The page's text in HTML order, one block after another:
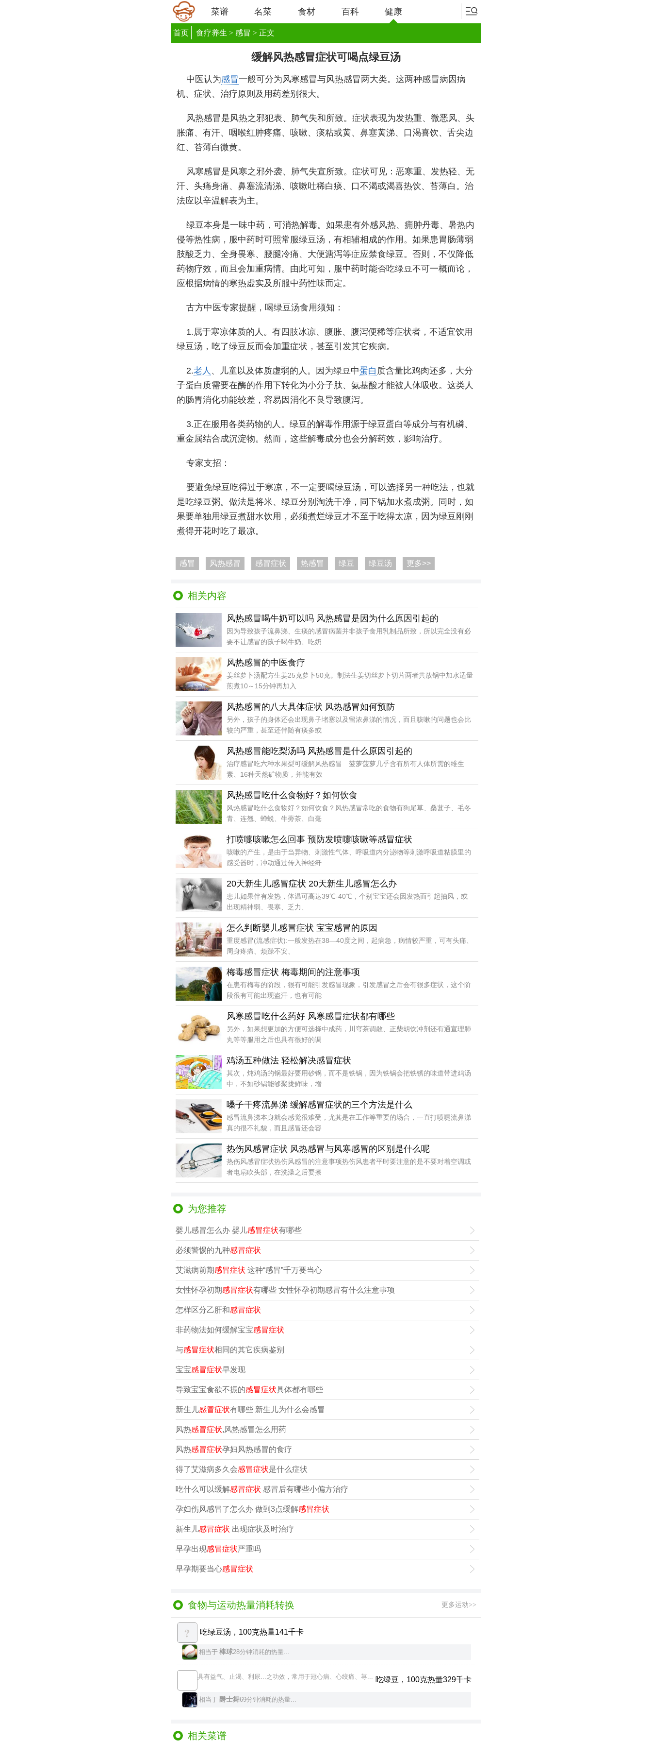
菜谱 名菜 食材 百科 健康
首页 食疗养生 > 感冒 > 正文
缓解风热感冒症状可喝点绿豆汤
中医认为感冒一般可分为风寒感冒与风热感冒两大类。这两种感冒病因病
机、症状、治疗原则及用药差别很大。
风热感冒是风热之邪犯表、肺气失和所致。症状表现为发热重、微恶风、头
胀痛、有汗、咽喉红肿疼痛、咳嗽、痰粘或黄、鼻塞黄涕、口渴喜饮、舌尖边
红、苔薄白微黄。
风寒感冒是风寒之邪外袭、肺气失宣所致。症状可见：恶寒重、发热轻、无
汗、头痛身痛、鼻塞流清涕、咳嗽吐稀白痰、口不渴或渴喜热饮、苔薄白。治
法应以辛温解表为主。
绿豆本身是一味中药，可消热解毒。如果患有外感风热、痈肿丹毒、暑热内
侵等热性病，服中药时可照常服绿豆汤，有相辅相成的作用。如果患胃肠薄弱
肢酸乏力、全身畏寒、腰腿冷痛、大便溏泻等症应禁食绿豆。否则，不仅降低
药物疗效，而且会加重病情。由此可知，服中药时能否吃绿豆不可一概而论，
应根据病情的寒热虚实及所服中药性味而定。
古方中医专家提醒，喝绿豆汤食用须知：
1.属于寒凉体质的人。有四肢冰凉、腹胀、腹泻便稀等症状者，不适宜饮用
绿豆汤，吃了绿豆反而会加重症状，甚至引发其它疾病。
2.老人 、儿童以及体质虚弱的人。因为绿豆中蛋白 质含量比鸡肉还多，大分
子蛋白质需要在酶的作用下转化为小分子肽、氨基酸才能被人体吸收。这类人
的肠胃消化功能较差，容易因消化不良导致腹泻。
3.正在服用各类药物的人。绿豆的解毒作用源于绿豆蛋白等成分与有机磷、
重金属结合成沉淀物。然而，这些解毒成分也会分解药效，影响治疗。
专家支招：
要避免绿豆吃得过于寒凉，不一定要喝绿豆汤，可以选择另一种吃法，也就
是吃绿豆粥。做法是将米、绿豆分别淘洗干净，同下锅加水煮成粥。同时，如
果要单独用绿豆煮甜水饮用，必须煮烂绿豆才不至于吃得太凉，因为绿豆刚刚
煮得开花时吃了最凉。
感冒 风热感冒 感冒症状 热感冒 绿豆 绿豆汤 更多>>
相关内容
风热感冒喝牛奶可以吗 风热感冒是因为什么原因引起的
因为导致孩子流鼻涕、生痰的感冒病菌并非孩子食用乳制品所致，所以完全没有必
要不让感冒的孩子喝牛奶、吃奶
风热感冒的中医食疗
姜丝萝卜汤配方生姜25克萝卜50克。制法生姜切丝萝卜切片两者共放锅中加水适量
煎煮10～15分钟再加入
风热感冒的八大具体症状 风热感冒如何预防
另外，孩子的身体还会出现鼻子堵塞以及留浓鼻涕的情况，而且咳嗽的问题也会比
较的严重，甚至还伴随有痰多或
风热感冒能吃梨汤吗 风热感冒是什么原因引起的
治疗感冒吃六种水果梨可缓解风热感冒 菠萝菠萝几乎含有所有人体所需的维生
素、16种天然矿物质，并能有效
风热感冒吃什么食物好？如何饮食
风热感冒吃什么食物好？如何饮食？风热感冒常吃的食物有狗尾草、桑葚子、毛冬
青、连翘、蝉蜕、牛蒡茶、白毫
打喷嚏咳嗽怎么回事 预防发喷嚏咳嗽等感冒症状
咳嗽的产生，是由于当异物、刺激性气体、呼吸道内分泌物等刺激呼吸道粘膜里的
感受器时，冲动通过传入神经纤
20天新生儿感冒症状 20天新生儿感冒怎么办
患儿如果伴有发热，体温可高达39℃-40℃，个别宝宝还会因发热而引起抽风，或
出现精神弱、畏寒、乏力、
怎么判断婴儿感冒症状 宝宝感冒的原因
重度感冒(流感症状):一般发热在38—40度之间，起病急，病情较严重，可有头痛、
周身疼痛、烦躁不安、
梅毒感冒症状 梅毒期间的注意事项
在患有梅毒的阶段，很有可能引发感冒现象，引发感冒之后会有很多症状，这个阶
段很有可能出现盗汗，也有可能
风寒感冒吃什么药好 风寒感冒症状都有哪些
另外，如果想更加的方便可选择中成药，川穹茶调散、正柴胡饮冲剂还有通宣理肺
丸等等服用之后也具有很好的调
鸡汤五种做法 轻松解决感冒症状
其次，炖鸡汤的锅最好要用砂锅，而不是铁锅，因为铁锅会把铁锈的味道带进鸡汤
中，不如砂锅能够聚拢鲜味，增
嗓子干疼流鼻涕 缓解感冒症状的三个方法是什么
感冒流鼻涕本身就会感觉很难受，尤其是在工作等重要的场合，一直打喷嚏流鼻涕
真的很不礼貌，而且感冒还会容
热伤风感冒症状 风热感冒与风寒感冒的区别是什么呢
热伤风感冒症状热伤风感冒的注意事项热伤风患者平时要注意的是不要对着空调或
者电扇吹头部，在洗澡之后要擦
为您推荐
婴儿感冒怎么办 婴儿感冒症状有哪些
必须警惕的九种感冒症状
艾滋病前期感冒症状 这种“感冒”千万要当心
女性怀孕初期感冒症状有哪些 女性怀孕初期感冒有什么注意事项
怎样区分乙肝和感冒症状
非药物法如何缓解宝宝感冒症状
与感冒症状相同的其它疾病鉴别
宝宝感冒症状早发现
导致宝宝食欲不振的感冒症状具体都有哪些
新生儿感冒症状有哪些 新生儿为什么会感冒
风热感冒症状,风热感冒怎么用药
风热感冒症状孕妇风热感冒的食疗
得了艾滋病多久会感冒症状是什么症状
吃什么可以缓解感冒症状 感冒后有哪些小偏方治疗
孕妇伤风感冒了怎么办 做到3点缓解感冒症状
新生儿感冒症状 出现症状及时治疗
早孕出现感冒症状严重吗
早孕期要当心感冒症状
食物与运动热量消耗转换 更多运动>>
吃绿豆汤，100克热量141千卡
相当于 棒球28分钟消耗的热量...
吃绿豆，100克热量329千卡
具有益气、止渴、利尿...之功效，常用于冠心病、心绞痛、荨...
相当于 爵士舞69分钟消耗的热量...
相关菜谱